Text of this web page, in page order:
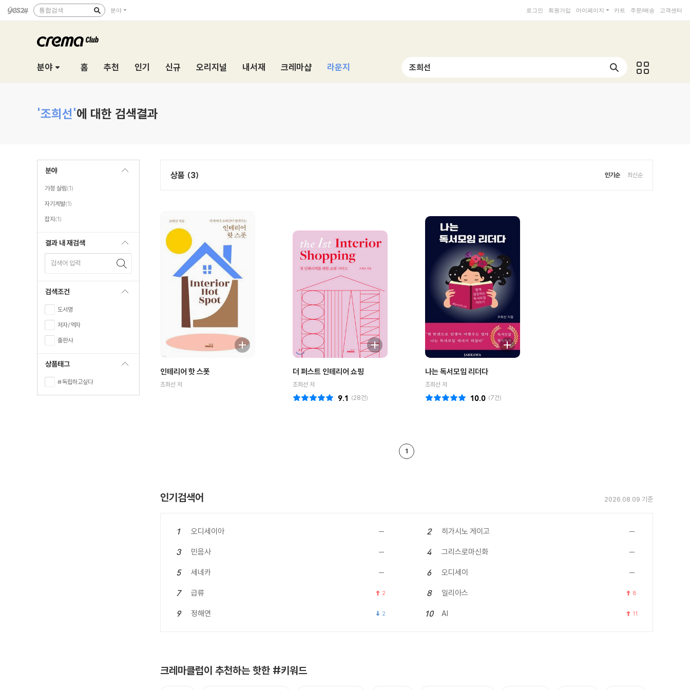
통합검색 분야 로그인 회원가입 마이페이지 카트 주문/배송 고객센터
분야 홈 추천 인기 신규 오리지널 내서재 크레마샵 라운지
'조희선'에 대한 검색결과
분야
가정 살림(1)
자기계발(1)
잡지(1)
결과 내 재검색
검색어 입력
검색조건
도서명
저자/역자
출판사
상품태그
#독립하고싶다
상품 (3) 인기순 최신순
인테리어 핫 스폿
조희선 저
더 퍼스트 인테리어 쇼핑
조희선 저
(28건)
9.1
나는 독서모임 리더다
조희선 저
(7건)
10.0
1
인기검색어 2026.08.09 기준
1 오디세이아 2 히가시노 게이고
3 민음사 4 그리스로마신화
5 세네카 6 오디세이
7 급류 2 8 일리아스 8
9 정해연 2 10 AI 11
크레마클럽이 추천하는 핫한 #키워드